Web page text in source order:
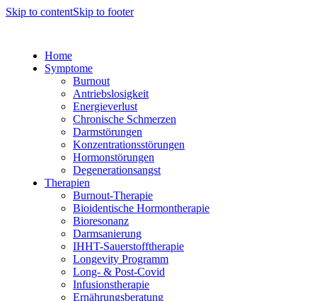
Skip to contentSkip to footer
Home
Symptome
Burnout
Antriebslosigkeit
Energieverlust
Chronische Schmerzen
Darmstörungen
Konzentrationsstörungen
Hormonstörungen
Degenerationsangst
Therapien
Burnout-Therapie
Bioidentische Hormontherapie
Bioresonanz
Darmsanierung
IHHT-Sauerstofftherapie
Longevity Programm
Long- & Post-Covid
Infusionstherapie
Ernährungsberatung